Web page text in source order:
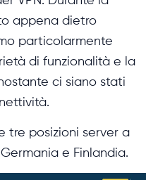
appena dietro
particolarmente
di funzionalità e la
ci siano stati
tre posizioni server a
e Finlandia.